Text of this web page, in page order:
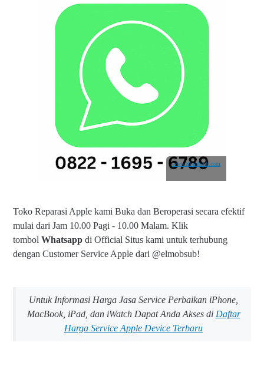
www.elmobsub.com
Toko Reparasi Apple kami Buka dan Beroperasi secara efektif
mulai dari Jam 10.00 Pagi - 10.00 Malam. Klik
tombol Whatsapp di Official Situs kami untuk terhubung
dengan Customer Service Apple dari @elmobsub!
Untuk Informasi Harga Jasa Service Perbaikan iPhone,
MacBook, iPad, dan iWatch Dapat Anda Akses di Daftar
Harga Service Apple Device Terbaru